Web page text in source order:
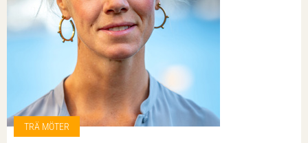
TRÄ MÖTER